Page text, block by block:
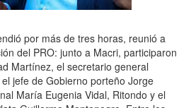
por más de tres horas, reunió a
del PRO: junto a Macri, participaron
Martínez, el secretario general
jefe de Gobierno porteño Jorge
María Eugenia Vidal, Ritondo y el